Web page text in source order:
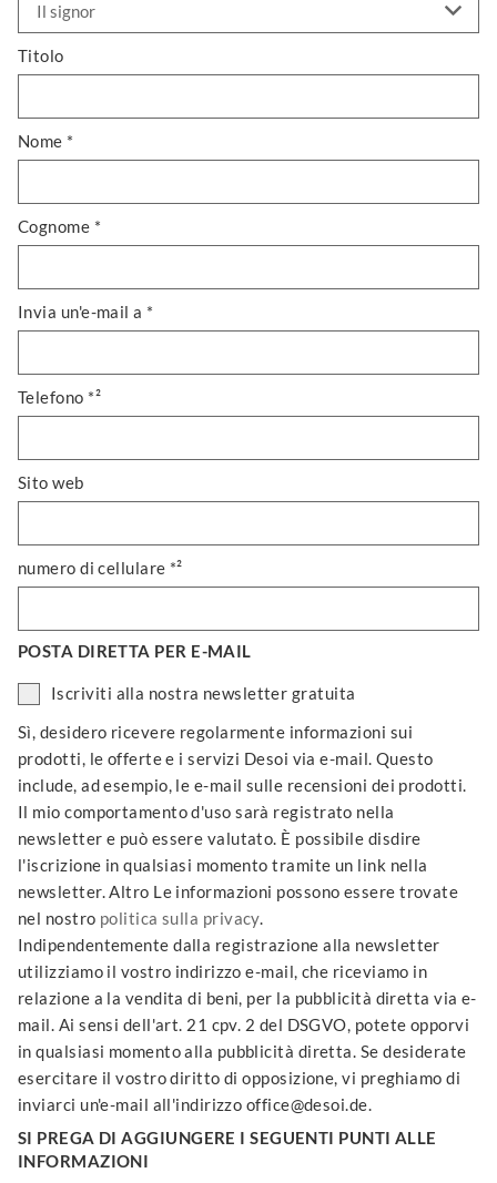
Titolo
Nome *
Cognome *
Invia un'e-mail a *
Telefono *²
Sito web
numero di cellulare *²
POSTA DIRETTA PER E-MAIL
Iscriviti alla nostra newsletter gratuita
Sì, desidero ricevere regolarmente informazioni sui
prodotti, le offerte e i servizi Desoi via e-mail. Questo
include, ad esempio, le e-mail sulle recensioni dei prodotti.
Il mio comportamento d'uso sarà registrato nella
newsletter e può essere valutato. È possibile disdire
l'iscrizione in qualsiasi momento tramite un link nella
newsletter. Altro Le informazioni possono essere trovate
nel nostro politica sulla privacy.
Indipendentemente dalla registrazione alla newsletter
utilizziamo il vostro indirizzo e-mail, che riceviamo in
relazione a la vendita di beni, per la pubblicità diretta via e-
mail. Ai sensi dell'art. 21 cpv. 2 del DSGVO, potete opporvi
in qualsiasi momento alla pubblicità diretta. Se desiderate
esercitare il vostro diritto di opposizione, vi preghiamo di
inviarci un'e-mail all'indirizzo office@desoi.de.
SI PREGA DI AGGIUNGERE I SEGUENTI PUNTI ALLE
INFORMAZIONI